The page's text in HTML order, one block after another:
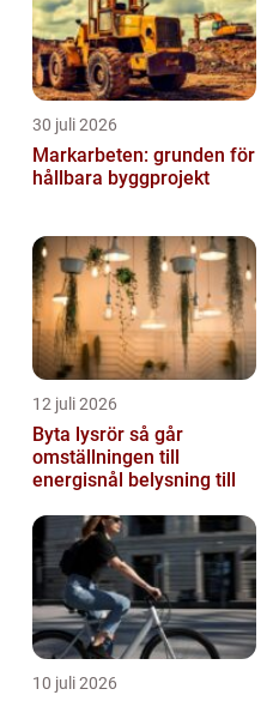
30 juli 2026
Markarbeten: grunden för
hållbara byggprojekt
12 juli 2026
Byta lysrör så går
omställningen till
energisnål belysning till
10 juli 2026